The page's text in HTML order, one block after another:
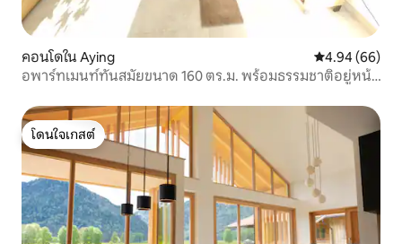
คอนโดใน Aying คะแนนเฉลี่ย
4.94 (66)
อพาร์ทเมนท์ทันสมัยขนาด 160 ตร.ม. พร้อมธรรมชาติอยู่หน้า
โดนใจเกสต์
โดนใจเกสต์